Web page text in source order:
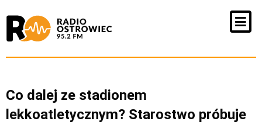
Co dalej ze stadionem
lekkoatletycznym? Starostwo próbuje